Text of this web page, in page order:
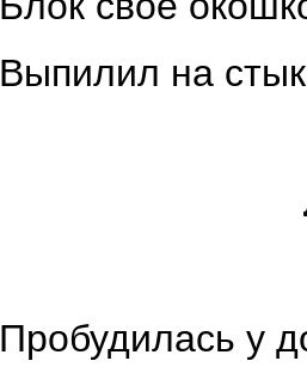
Выпилил на
Пробудилась у